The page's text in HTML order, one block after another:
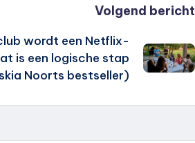
Volgend bericht
wordt een Netflix-
is een logische stap
Noorts bestseller)